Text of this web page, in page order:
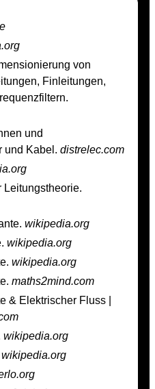
von
Finleitungen,
und
und Kabel. distrelec.com
Leitungstheorie.
wikipedia.org
wikipedia.org
wikipedia.org
maths2mind.com
& Elektrischer Fluss |
wikipedia.org
wikipedia.org